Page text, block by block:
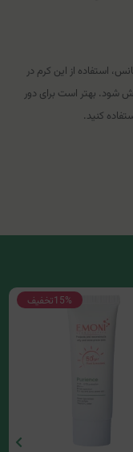
استفاده از این کرم در
بهتر است برای دور
کنید.
15%تخفیف